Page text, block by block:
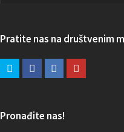
Pratite nas na društvenim
Pronađite nas!